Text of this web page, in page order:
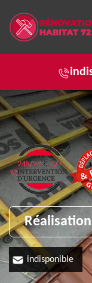
indisponible